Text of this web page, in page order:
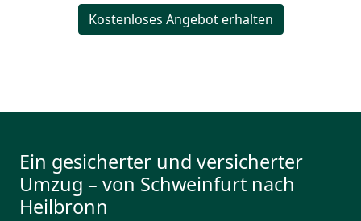
Kostenloses Angebot erhalten
Ein gesicherter und versicherter
Umzug – von Schweinfurt nach
Heilbronn